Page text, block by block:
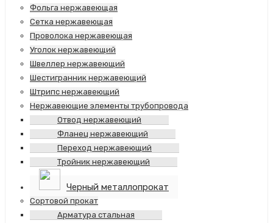
Фольга нержавеющая
Сетка нержавеющая
Проволока нержавеющая
Уголок нержавеющий
Швеллер нержавеющий
Шестигранник нержавеющий
Штрипс нержавеющий
Нержавеющие элементы трубопровода
Отвод нержавеющий
Фланец нержавеющий
Переход нержавеющий
Тройник нержавеющий
Черный металлопрокат
Сортовой прокат
Арматура стальная